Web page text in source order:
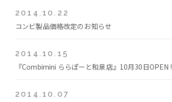
2014.10.22
コンビ製品価格改定のお知らせ
2014.10.15
『Combimini ららぽーと和泉店』10月30日OPEN !
2014.10.07